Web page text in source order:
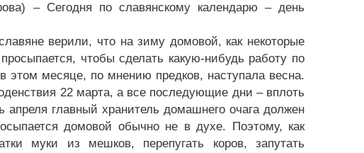
– Сегодня по славянскому календарю – день
верили, что на зиму домовой, как некоторые
чтобы сделать какую-нибудь работу по
месяце, по мнению предков, наступала весна.
22 марта, а все последующие дни – вплоть
главный хранитель домашнего очага должен
домовой обычно не в духе. Поэтому, как
муки из мешков, перепугать коров, запутать